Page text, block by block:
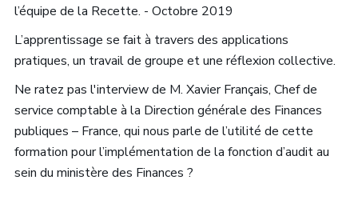
l’équipe de la Recette. - Octobre 2019
L’apprentissage se fait à travers des applications
pratiques, un travail de groupe et une réflexion collective.
Ne ratez pas l'interview de M. Xavier Français, Chef de
service comptable à la Direction générale des Finances
publiques – France, qui nous parle de l’utilité de cette
formation pour l’implémentation de la fonction d’audit au
sein du ministère des Finances ?